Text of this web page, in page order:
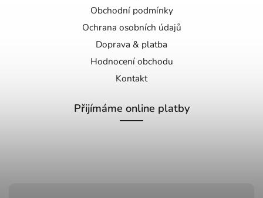
Obchodní podmínky
Ochrana osobních údajů
Doprava & platba
Hodnocení obchodu
Kontakt
Přijímáme online platby